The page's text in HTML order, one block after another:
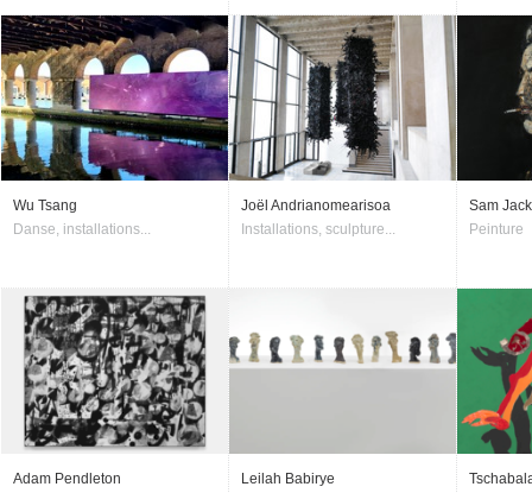
Wu Tsang
Danse, installations...
Joël Andrianomearisoa
Installations, sculpture...
Sam
Peinture
Adam Pendleton
Leilah Babirye